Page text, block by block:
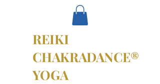
REIKI
CHAKRADANCE®
YOGA